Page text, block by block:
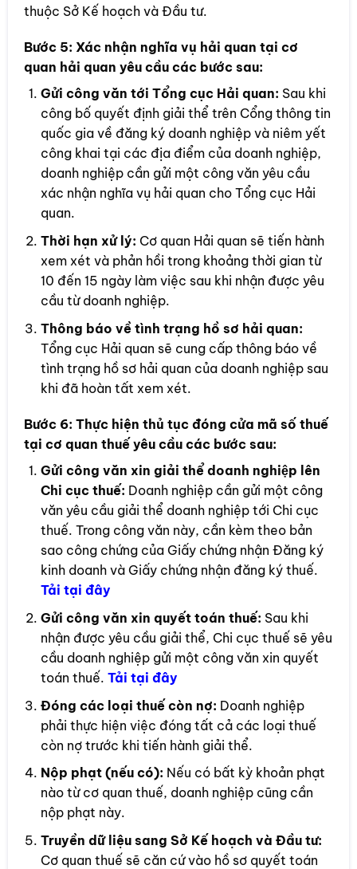
thuộc Sở Kế hoạch và Đầu tư.
Bước 5: Xác nhận nghĩa vụ hải quan tại cơ
quan hải quan yêu cầu các bước sau:
Gửi công văn tới Tổng cục Hải quan: Sau khi
công bố quyết định giải thể trên Cổng thông tin
quốc gia về đăng ký doanh nghiệp và niêm yết
công khai tại các địa điểm của doanh nghiệp,
doanh nghiệp cần gửi một công văn yêu cầu
xác nhận nghĩa vụ hải quan cho Tổng cục Hải
quan.
Thời hạn xử lý: Cơ quan Hải quan sẽ tiến hành
xem xét và phản hồi trong khoảng thời gian từ
10 đến 15 ngày làm việc sau khi nhận được yêu
cầu từ doanh nghiệp.
Thông báo về tình trạng hồ sơ hải quan:
Tổng cục Hải quan sẽ cung cấp thông báo về
tình trạng hồ sơ hải quan của doanh nghiệp sau
khi đã hoàn tất xem xét.
Bước 6: Thực hiện thủ tục đóng cửa mã số thuế
tại cơ quan thuế yêu cầu các bước sau:
Gửi công văn xin giải thể doanh nghiệp lên
Chi cục thuế: Doanh nghiệp cần gửi một công
văn yêu cầu giải thể doanh nghiệp tới Chi cục
thuế. Trong công văn này, cần kèm theo bản
sao công chứng của Giấy chứng nhận Đăng ký
kinh doanh và Giấy chứng nhận đăng ký thuế.
Tải tại đây
Gửi công văn xin quyết toán thuế: Sau khi
nhận được yêu cầu giải thể, Chi cục thuế sẽ yêu
cầu doanh nghiệp gửi một công văn xin quyết
toán thuế. Tải tại đây
Đóng các loại thuế còn nợ: Doanh nghiệp
phải thực hiện việc đóng tất cả các loại thuế
còn nợ trước khi tiến hành giải thể.
Nộp phạt (nếu có): Nếu có bất kỳ khoản phạt
nào từ cơ quan thuế, doanh nghiệp cũng cần
nộp phạt này.
Truyền dữ liệu sang Sở Kế hoạch và Đầu tư:
Cơ quan thuế sẽ căn cứ vào hồ sơ quyết toán